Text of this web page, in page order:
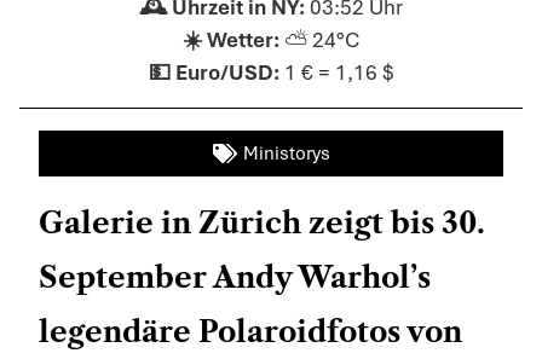
03:52 Uhr
⛅ 24°C
1 € = 1,16 $
Ministorys
Galerie in Zürich zeigt bis 30.
September Andy Warhol’s
legendäre Polaroidfotos von